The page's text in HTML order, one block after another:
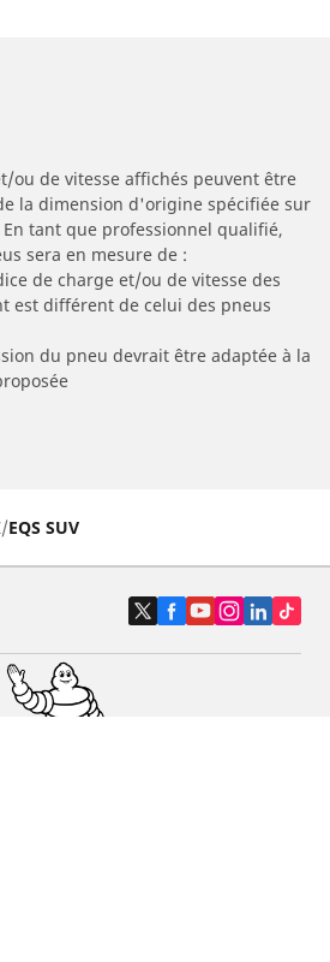
ou de vitesse affichés peuvent être
la dimension d'origine spécifiée sur
tant que professionnel qualifié,
sera en mesure de :
de charge et/ou de vitesse des
est différent de celui des pneus
du pneu devrait être adaptée à la
EQS SUV